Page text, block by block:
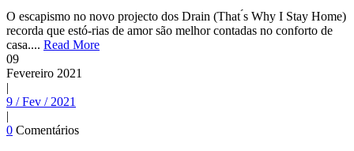
O escapismo no novo projecto dos Drain (That ́s Why I Stay Home)
recorda que estó-rias de amor são melhor contadas no conforto de
casa.... Read More
09
Fevereiro 2021
|
9 / Fev / 2021
|
0 Comentários